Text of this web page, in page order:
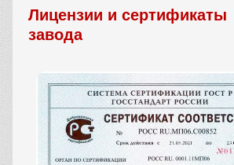
Лицензии и сертификаты
завода